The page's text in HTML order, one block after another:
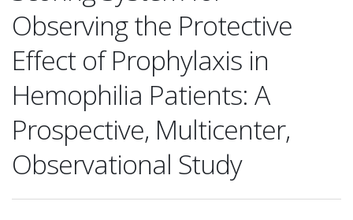
Observing the Protective
Effect of Prophylaxis in
Hemophilia Patients: A
Prospective, Multicenter,
Observational Study